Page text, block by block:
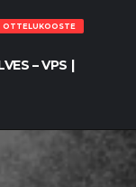
OTTELUKOOSTE
– VPS |